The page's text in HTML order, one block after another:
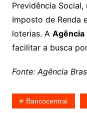
Previdência
Imposto de Renda
loterias. A Agência
facilitar a busca
Fonte: Agência
Bancocentral